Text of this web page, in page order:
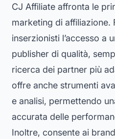
CJ Affiliate affronta le
marketing di affiliazione.
inserzionisti l’accesso a
publisher di qualità,
ricerca dei partner più
offre anche strumenti
e analisi, permettendo
accurata delle
Inoltre, consente ai